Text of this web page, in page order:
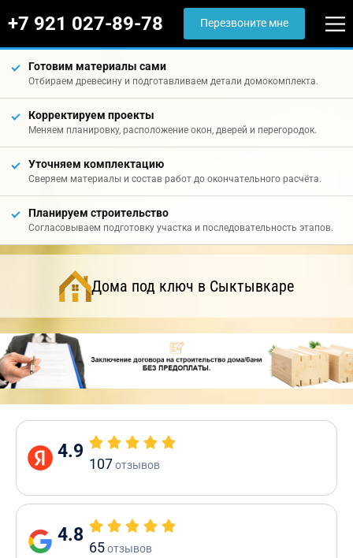
+7 921 027-89-78 Перезвоните мне
Готовим материалы сами
Отбираем древесину и подготавливаем детали домокомплекта.
Корректируем проекты
Меняем планировку, расположение окон, дверей и перегородок.
Уточняем комплектацию
Сверяем материалы и состав работ до окончательного расчёта.
Планируем строительство
Согласовываем подготовку участка и последовательность этапов.
Дома под ключ в Сыктывкаре
4.9
107отзывов
4.8
65отзывов